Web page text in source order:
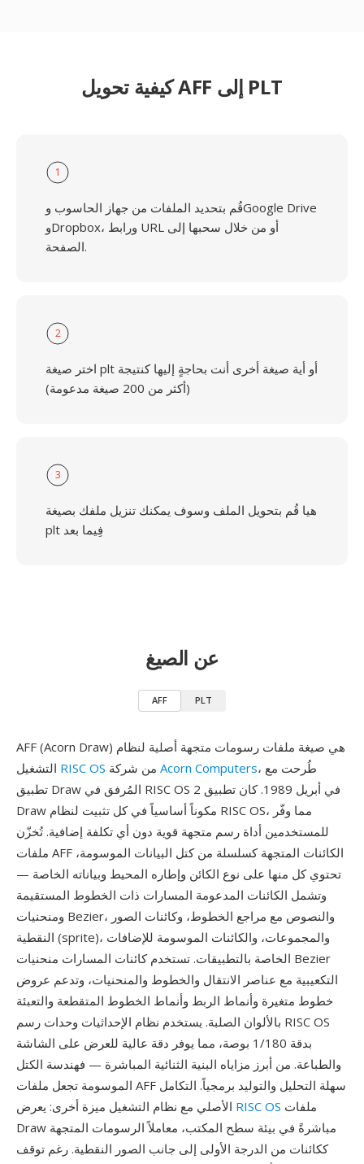
كيفية تحويل AFF إلى PLT
1
قُم بتحديد الملفات من جهاز الحاسوب وGoogle Drive
وDropbox، ورابط URL أو من خلال سحبها إلى
الصفحة.
2
اختر صيغة plt أو أية صيغة أخرى أنت بحاجةٍ إليها كنتيجة
(أكثر من 200 صيغة مدعومة)
3
هيا قُم بتحويل الملف وسوف يمكنك تنزيل ملفك بصيغة
plt فِيما بعد
عن الصيغ
AFF PLT
AFF (Acorn Draw) هي صيغة ملفات رسومات متجهة أصلية لنظام
RISC OS Acorn Computers، طُرحت مع
تطبيق Draw المُرفق في RISC OS 2 في أبريل 1989. كان تطبيق
Draw مكوناً أساسياً في كل تثبيت لنظام RISC OS، مما وفّر
للمستخدمين أداة رسم متجهة قوية دون أي تكلفة إضافية. تُخزّن
ملفات AFF الكائنات المتجهة كسلسلة من كتل البيانات الموسومة،
تحتوي كل منها على نوع الكائن وإطاره المحيط وبياناته الخاصة —
وتشمل الكائنات المدعومة المسارات ذات الخطوط المستقيمة
ومنحنيات Bezier، والنصوص مع مراجع الخطوط، وكائنات الصور
النقطية (sprite)، والمجموعات، والكائنات الموسومة للإضافات
الخاصة بالتطبيقات. تستخدم كائنات المسارات منحنيات Bezier
التكعيبية مع عناصر الانتقال والخطوط والمنحنيات، وتدعم عروض
خطوط متغيرة وأنماط الربط وأنماط الخطوط المتقطعة والتعبئة
بالألوان الصلبة. يستخدم نظام الإحداثيات وحدات رسم RISC OS
بدقة 1/180 بوصة، مما يوفر دقة عالية للعرض على الشاشة
والطباعة. من أبرز مزاياه البنية الثنائية المباشرة — فهندسة الكتل
الموسومة تجعل ملفات AFF سهلة التحليل والتوليد برمجياً. التكامل
RISC OS
Draw مباشرةً في بيئة سطح المكتب، معاملاً الرسومات المتجهة
ككائنات من الدرجة الأولى إلى جانب الصور النقطية. رغم توقف